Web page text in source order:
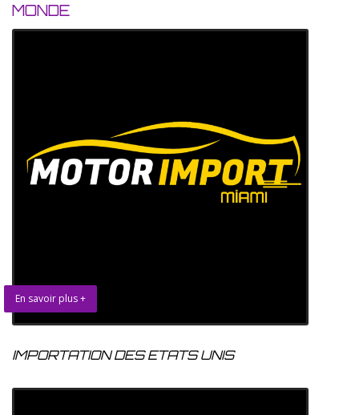
MONDE
En savoir plus +
IMPORTATION DES ETATS UNIS